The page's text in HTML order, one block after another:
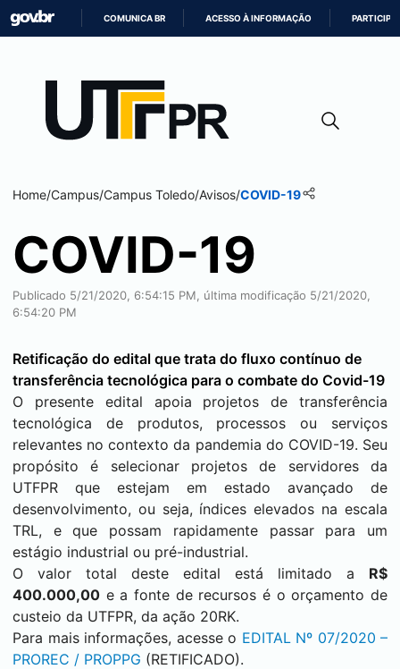
CONTEÚDO
COMUNICA BR ACESSO À INFORMAÇÃO PARTICIPE
Home/Campus/Campus Toledo/Avisos/COVID-19
COVID-19
Publicado 5/21/2020, 6:54:15 PM, última modificação 5/21/2020,
6:54:20 PM
Retificação do edital que trata do fluxo contínuo de
transferência tecnológica para o combate do Covid-19
O presente edital apoia projetos de transferência
tecnológica de produtos, processos ou serviços
relevantes no contexto da pandemia do COVID-19. Seu
propósito é selecionar projetos de servidores da
UTFPR que estejam em estado avançado de
desenvolvimento, ou seja, índices elevados na escala
TRL, e que possam rapidamente passar para um
estágio industrial ou pré-industrial.
O valor total deste edital está limitado a R$
400.000,00 e a fonte de recursos é o orçamento de
custeio da UTFPR, da ação 20RK.
Para mais informações, acesse o EDITAL Nº 07/2020 –
PROREC / PROPPG (RETIFICADO).